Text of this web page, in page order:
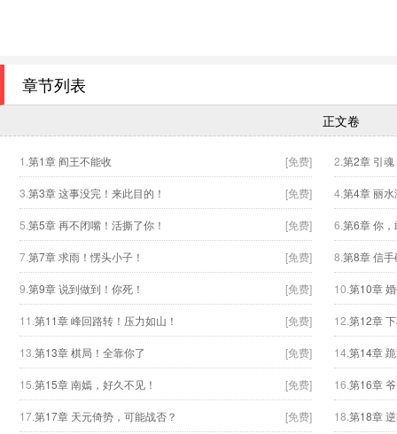
章节列表
正文卷
1. 第1章 阎王不能收 [免费] 2. 第2章 引
3. 第3章 这事没完！来此目的！ [免费] 4. 第4章 丽
5. 第5章 再不闭嘴！活撕了你！ [免费] 6. 第6章 你
7.第7章 求雨！愣头小子！ [免费] 8. 第8章 信
9. 第9章 说到做到！你死！ [免费] 10. 第10章
11. 第11章 峰回路转！压力如山！ [免费] 12. 第12章
13. 第13章 棋局！全靠你了 [免费] 14. 第14章
15. 第15章 南嫣，好久不见！ [免费] 16. 第16章
17.第17章 天元倚势，可能战否？ [免费] 18. 第18章